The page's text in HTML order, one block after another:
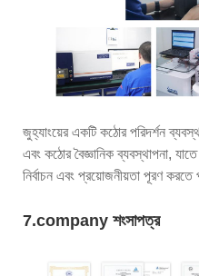
জুহ্যাংয়ের একটি কঠোর পরিদর্শন
এবং কঠোর বৈজ্ঞানিক ব্যবস্থাপনা,
নির্বাচন এবং প্রয়োজনীয়তা পূরণ করতে
7.company শংসাপত্র